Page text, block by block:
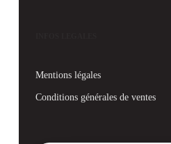
Mentions légales
Conditions générales de ventes